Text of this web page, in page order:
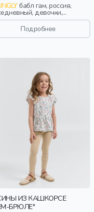
бабл гам, россия,
девочки,
дошкольники, дети
Подробнее
ИЗ КАШКОРСЕ
БРЮЛЕ"